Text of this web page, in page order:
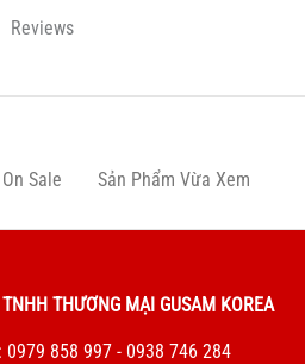
Reviews
On Sale Sản Phẩm Vừa Xem
THƯƠNG MẠI GUSAM KOREA
: 0979 858 997 - 0938 746 284